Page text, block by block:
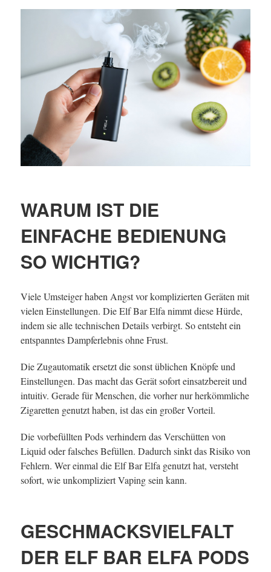
WARUM IST DIE
EINFACHE BEDIENUNG
SO WICHTIG?
Viele Umsteiger haben Angst vor komplizierten Geräten mit
vielen Einstellungen. Die Elf Bar Elfa nimmt diese Hürde,
indem sie alle technischen Details verbirgt. So entsteht ein
entspanntes Dampferlebnis ohne Frust.
Die Zugautomatik ersetzt die sonst üblichen Knöpfe und
Einstellungen. Das macht das Gerät sofort einsatzbereit und
intuitiv. Gerade für Menschen, die vorher nur herkömmliche
Zigaretten genutzt haben, ist das ein großer Vorteil.
Die vorbefüllten Pods verhindern das Verschütten von
Liquid oder falsches Befüllen. Dadurch sinkt das Risiko von
Fehlern. Wer einmal die Elf Bar Elfa genutzt hat, versteht
sofort, wie unkompliziert Vaping sein kann.
GESCHMACKSVIELFALT
DER ELF BAR ELFA PODS